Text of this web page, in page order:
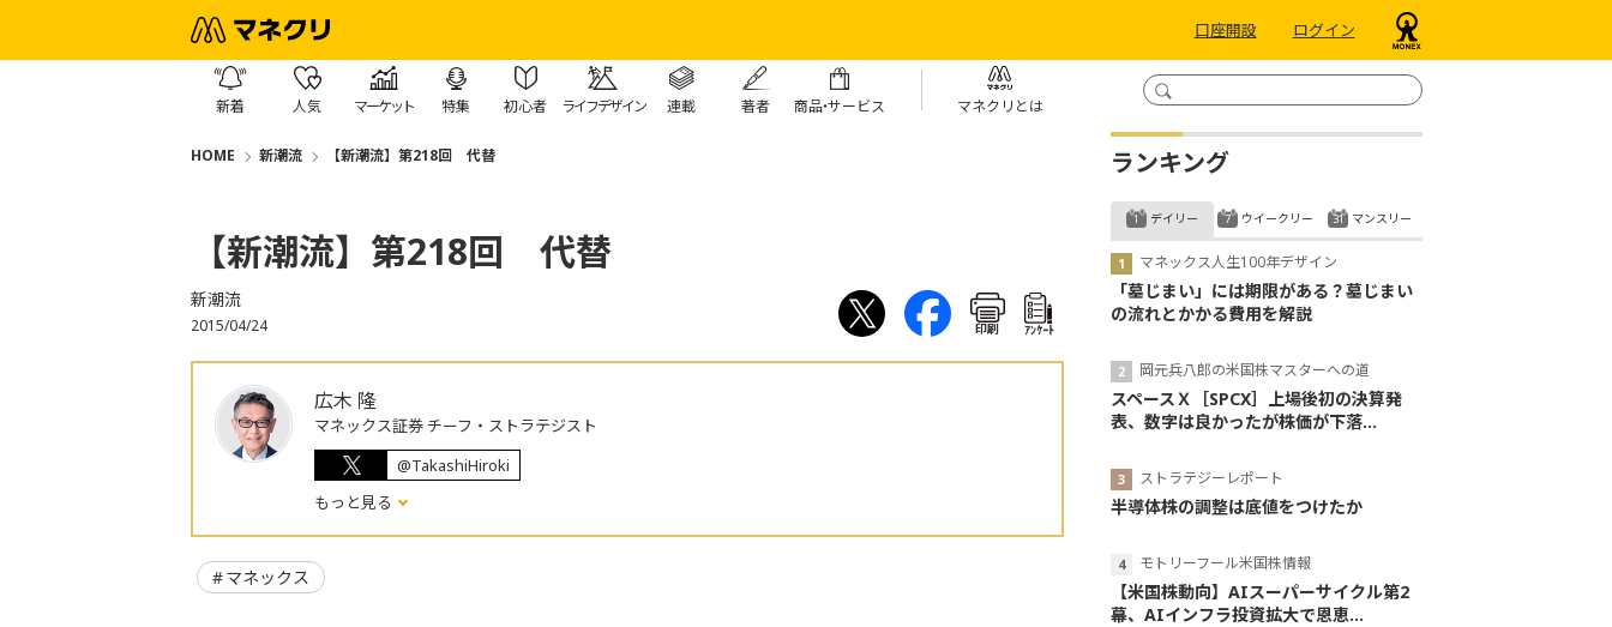
口座開設 ログイン
新着 人気 マーケット 特集 初心者 ライフデザイン 連載 著者 商品・サービス マネクリとは
HOME 新潮流 【新潮流】第218回 代替
【新潮流】第218回 代替
新潮流
2015/04/24 印刷 ｱﾝｹｰﾄ
広木 隆
マネックス証券 チーフ・ストラテジスト
@TakashiHiroki
もっと見る
マネックス
ランキング
デイリー
マネックス人生100年デザイン
「墓じまい」には期限がある？墓じまい
の流れとかかる費用を解説
岡元兵八郎の米国株マスターへの道
スペースＸ［SPCX］上場後初の決算発
表、数字は良かったが株価が下落...
ストラテジーレポート
半導体株の調整は底値をつけたか
モトリーフール米国株情報
【米国株動向】AIスーパーサイクル第2
幕、AIインフラ投資拡大で恩恵...
ウイークリー マンスリー